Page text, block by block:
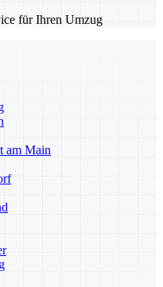
für Ihren Umzug
am Main